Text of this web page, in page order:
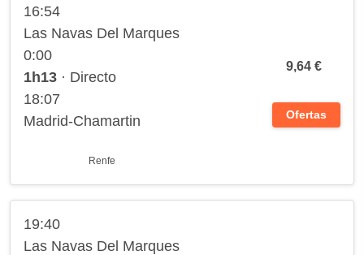
16:54
Las Navas Del Marques
0:00
1h13 · Directo
18:07
Madrid-Chamartin
Renfe
9,64 €
Ofertas
19:40
Las Navas Del Marques